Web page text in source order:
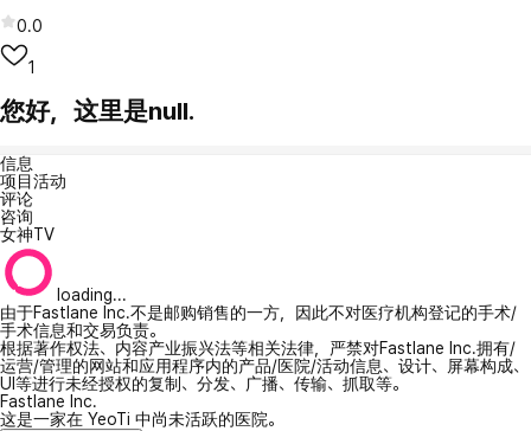
0.0
1
您好，这里是null.
信息
项目活动
评论
咨询
女神TV
loading...
由于Fastlane Inc.不是邮购销售的一方，因此不对医疗机构登记的手术/
手术信息和交易负责。
根据著作权法、内容产业振兴法等相关法律，严禁对Fastlane Inc.拥有/
运营/管理的网站和应用程序内的产品/医院/活动信息、设计、屏幕构成、
UI等进行未经授权的复制、分发、广播、传输、抓取等。
Fastlane Inc.
这是一家在 YeoTi 中尚未活跃的医院。